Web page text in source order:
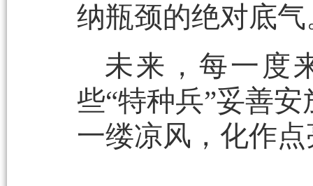
纳瓶颈的绝对底气
未来，每一度
些“特种兵”妥善
一缕凉风，化作